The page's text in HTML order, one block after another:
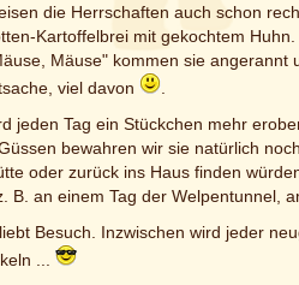
die Herrschaften auch schon
Kartoffelbrei mit gekochtem
Mäuse" kommen sie
viel davon
jeden Tag ein Stückchen mehr
bewahren wir sie natürlich
oder zurück ins Haus finden
B. an einem Tag der Welpentunnel,
Besuch. Inzwischen wird jeder
...